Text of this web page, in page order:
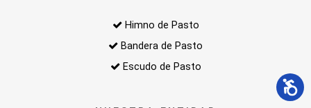
Himno de Pasto
Bandera de Pasto
Escudo de Pasto